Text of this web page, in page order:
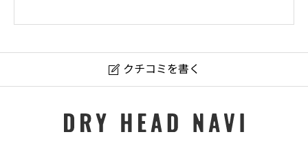
 クチコミを書く